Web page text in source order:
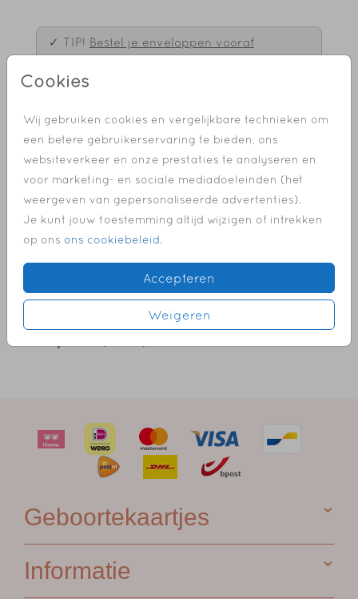
Cookies
Wij gebruiken cookies en vergelijkbare technieken om
een betere gebruikerservaring te bieden, ons
websiteverkeer en onze prestaties te analyseren en
voor marketing- en sociale mediadoeleinden (het
weergeven van gepersonaliseerde advertenties).
Je kunt jouw toestemming altijd wijzigen of intrekken
op ons ons cookiebeleid.
Accepteren
Weigeren
✓ TIP! Bestel je enveloppen vooraf
✓ NIEUW!
✓ Bestel een geboortebord, raamsticker of
tuinbord
✓ Voor 18.00 uur besteld, dezelfde dag in
productie
✓ Fijne extra's, labels, lintjes, paperclips en
meer
lichtblauw 15,6 x 22
Geboortekaartjes
Informatie